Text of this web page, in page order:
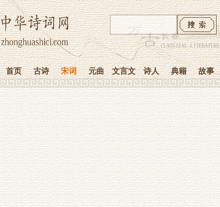
首页 古诗 宋词 元曲 文言文 诗人 典籍 故事